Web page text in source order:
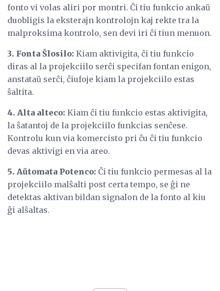
fonto vi volas aliri por montri. Ĉi tiu funkcio ankaŭ
duobligis la eksterajn kontrolojn kaj rekte tra la
malproksima kontrolo, sen devi iri ĉi tiun menuon.
3. Fonta Ŝlosilo: Kiam aktivigita, ĉi tiu funkcio
diras al la projekciilo serĉi specifan fontan enigon,
anstataŭ serĉi, ĉiufoje kiam la projekciilo estas
ŝaltita.
4. Alta alteco: Kiam ĉi tiu funkcio estas aktivigita,
la ŝatantoj de la projekciilo funkcias senĉese.
Kontrolu kun via komercisto pri ĉu ĉi tiu funkcio
devas aktivigi en via areo.
5. Aŭtomata Potenco: Ĉi tiu funkcio permesas al la
projekciilo malŝalti post certa tempo, se ĝi ne
detektas aktivan bildan signalon de la fonto al kiu
ĝi alŝaltas.